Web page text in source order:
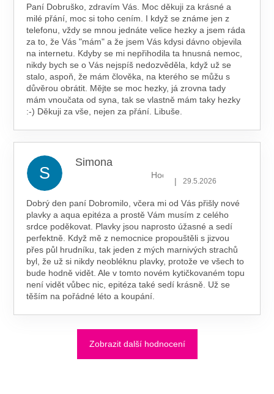
Paní Dobruško, zdravím Vás. Moc děkuji za krásné a
milé přání, moc si toho cením. I když se známe jen z
telefonu, vždy se mnou jednáte velice hezky a jsem ráda
za to, že Vás "mám" a že jsem Vás kdysi dávno objevila
na internetu. Kdyby se mi nepřihodila ta hnusná nemoc,
nikdy bych se o Vás nejspíš nedozvěděla, když už se
stalo, aspoň, že mám člověka, na kterého se můžu s
důvěrou obrátit. Mějte se moc hezky, já zrovna tady
mám vnoučata od syna, tak se vlastně mám taky hezky
:-) Děkuji za vše, nejen za přání. Libuše.
S
Simona
Hodnocení obchodu je 5 z 5
| 29.5.2026
Dobrý den paní Dobromilo, včera mi od Vás přišly nové
plavky a aqua epitéza a prostě Vám musím z celého
srdce poděkovat. Plavky jsou naprosto úžasné a sedí
perfektně. Když mě z nemocnice propouštěli s jizvou
přes půl hrudníku, tak jeden z mých marnivých strachů
byl, že už si nikdy neobléknu plavky, protože ve všech to
bude hodně vidět. Ale v tomto novém kytičkovaném topu
není vidět vůbec nic, epitéza také sedí krásně. Už se
těším na pořádné léto a koupání.
Zobrazit další hodnocení